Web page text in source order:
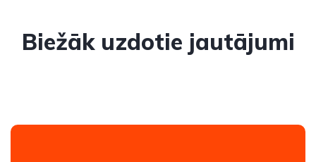
Biežāk uzdotie jautājumi